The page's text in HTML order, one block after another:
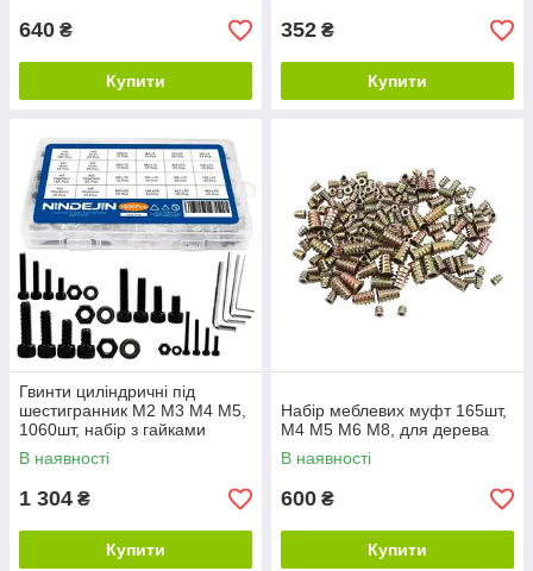
640 ₴
Купити
352 ₴
Купити
Гвинти циліндричні під
шестигранник М2 М3 М4 М5,
1060шт, набір з гайками
В наявності
1 304 ₴
Купити
Набір меблевих муфт 165шт,
M4 M5 M6 M8, для дерева
В наявності
600 ₴
Купити